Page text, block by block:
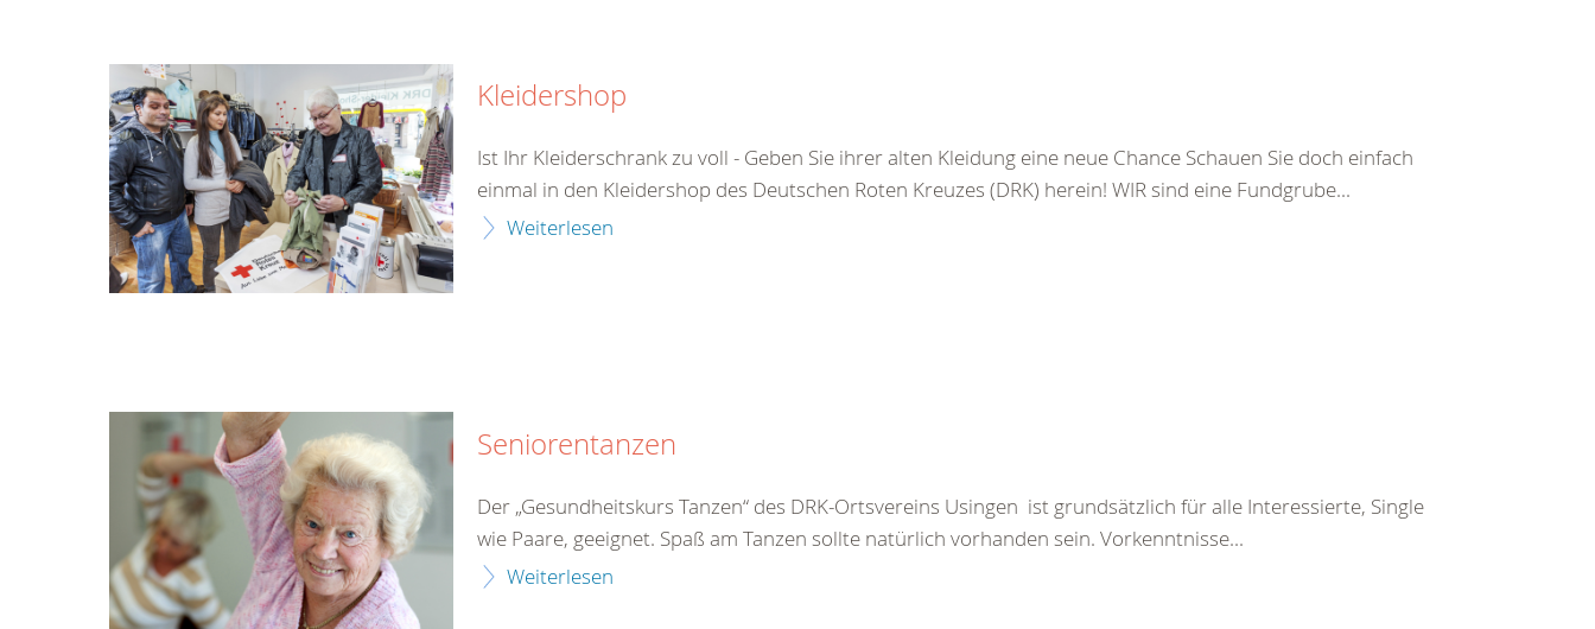
Kleidershop
Ist Ihr Kleiderschrank zu voll - Geben Sie ihrer alten Kleidung eine neue Chance Schauen Sie doch einfach
einmal in den Kleidershop des Deutschen Roten Kreuzes (DRK) herein! WIR sind eine Fundgrube...
Weiterlesen
Seniorentanzen
Der „Gesundheitskurs Tanzen“ des DRK-Ortsvereins Usingen ist grundsätzlich für alle Interessierte, Single
wie Paare, geeignet. Spaß am Tanzen sollte natürlich vorhanden sein. Vorkenntnisse...
Weiterlesen